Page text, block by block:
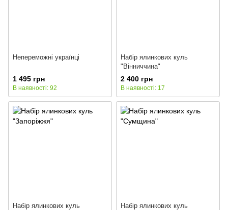
Непереможні українці
1 495 грн
В наявності: 92
Набір ялинкових куль
"Вінниччина"
2 400 грн
В наявності: 17
Набір ялинкових куль
Набір ялинкових куль